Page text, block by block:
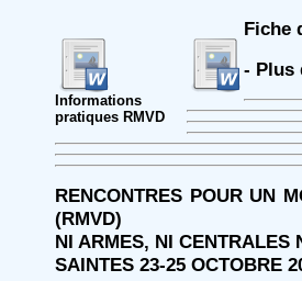
Informations
pratiques RMVD
Fiche
- Plus
RENCONTRES POUR UN
(RMVD)
NI ARMES, NI CENTRALES
SAINTES 23-25 OCTOBRE